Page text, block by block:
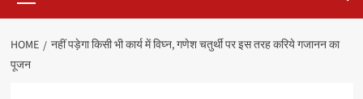
HOME
नहीं पड़ेगा किसी भी कार्य में विघ्न, गणेश चतुर्थी पर इस तरह करिये गजानन का
पूजन